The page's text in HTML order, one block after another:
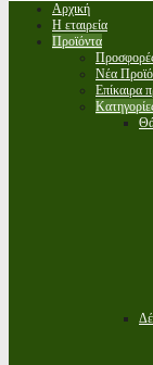
Αρχική
Η εταιρεία
Προϊόντα
Νέα
Επίκαιρα